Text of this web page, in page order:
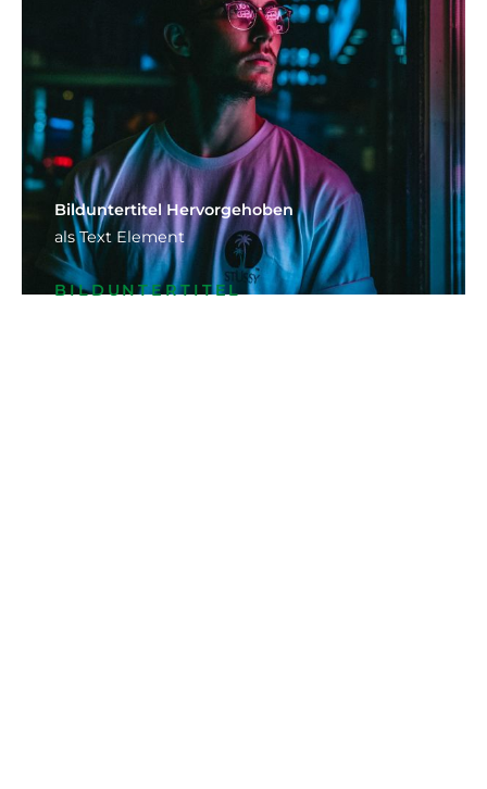
Bild­unter­titel Hervorgehoben
als Text Element
BILDUNTERTITEL